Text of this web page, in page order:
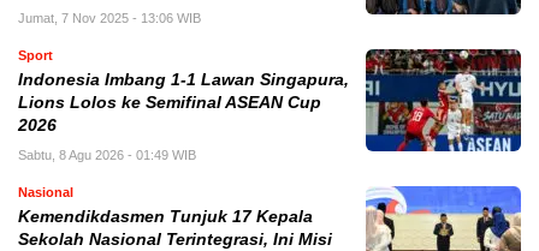
Jumat, 7 Nov 2025 - 13:06 WIB
Sport
Indonesia Imbang 1-1 Lawan Singapura,
Lions Lolos ke Semifinal ASEAN Cup
2026
Sabtu, 8 Agu 2026 - 01:49 WIB
Nasional
Kemendikdasmen Tunjuk 17 Kepala
Sekolah Nasional Terintegrasi, Ini Misi